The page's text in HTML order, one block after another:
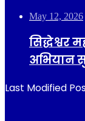
May 12, 2026
सिद्धेश्वर
अभियान
Last Modified